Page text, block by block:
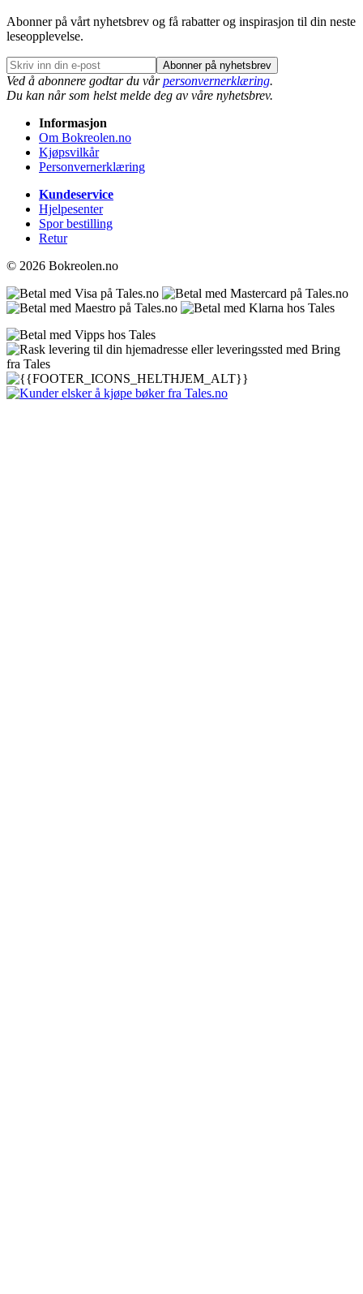
Abonner på vårt nyhetsbrev og få rabatter og inspirasjon til din neste
leseopplevelse.
Abonner på nyhetsbrev
Ved å abonnere godtar du vårpersonvernerklæring.
Du kan når som helst melde deg av våre nyhetsbrev.
Informasjon
Om Bokreolen.no
Kjøpsvilkår
Personvernerklæring
Kundeservice
Hjelpesenter
Spor bestilling
Retur
© 2026 Bokreolen.no